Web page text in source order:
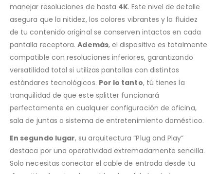
manejar resoluciones de hasta 4K. Este nivel de detalle
asegura que la nitidez, los colores vibrantes y la fluidez
de tu contenido original se conserven intactos en cada
pantalla receptora.Además, el dispositivo es totalmente
compatible con resoluciones inferiores, garantizando
versatilidad total si utilizas pantallas con distintos
estándares tecnológicos. Por lo tanto, tú tienes la
tranquilidad de que este splitter funcionará
perfectamente en cualquier configuración de oficina,
sala de juntas o sistema de entretenimiento doméstico.
En segundo lugar, su arquitectura “Plug and Play”
destaca por una operatividad extremadamente sencilla.
Solo necesitas conectar el cable de entrada desde tu